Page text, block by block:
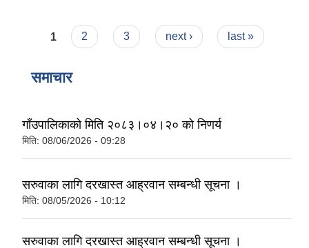
Pages
1 2 3 next › last »
समाचार
गाँउपालिकाको मिति २०८३।०४।२० को निणर्य
मिति: 08/06/2026 - 09:28
सरुवाका लागि दरखास्त आह्रवान सम्बन्धी सूचना ।
मिति: 08/05/2026 - 10:12
सरुवाका लागि दरखास्त आह्रवान सम्बन्धी सूचना ।